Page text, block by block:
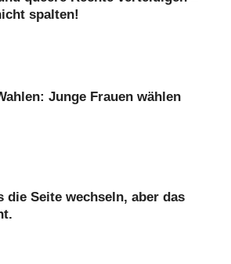
spalten!
Junge Frauen wählen
die Seite wechseln, aber das